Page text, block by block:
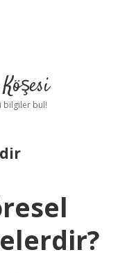
bilgiler bul!